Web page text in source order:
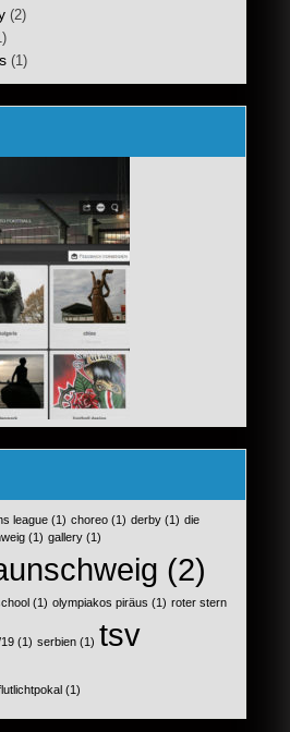
(2)
(1)
league (1) choreo (1) derby (1) die
(1) gallery (1)
(2)
(1) olympiakos piräus (1) roter stern
(1) serbien (1) tsv
(1)